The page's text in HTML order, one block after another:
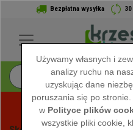
Bezpłatna wysyłka
Używamy własnych i
analizy ruchu na
uzyskując dane
poruszania się po
w Polityce plików
wszystkie pliki cookie,